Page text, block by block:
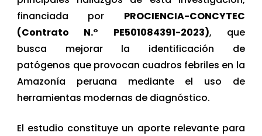
financiada por PROCIENCIA-CONCYTEC
(Contrato N.° PE501084391-2023), que
busca mejorar la identificación de
patógenos que provocan cuadros febriles en la
Amazonía peruana mediante el uso de
herramientas modernas de diagnóstico.
El estudio constituye un aporte relevante para